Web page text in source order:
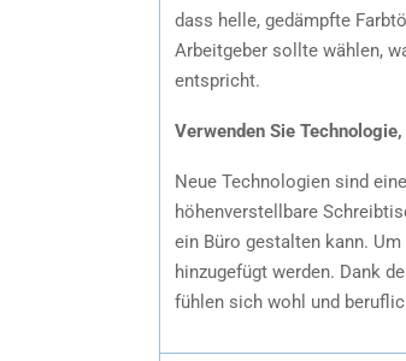
dass helle, gedämpfte
Arbeitgeber sollte wählen,
entspricht.
Verwenden Sie
Neue Technologien sind
höhenverstellbare
ein Büro gestalten kann.
hinzugefügt werden. Dank
fühlen sich wohl und